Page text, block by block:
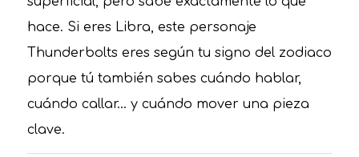
hace. Si eres Libra, este personaje
Thunderbolts eres según tu signo del zodiaco
porque tú también sabes cuándo hablar,
cuándo callar… y cuándo mover una pieza
clave.